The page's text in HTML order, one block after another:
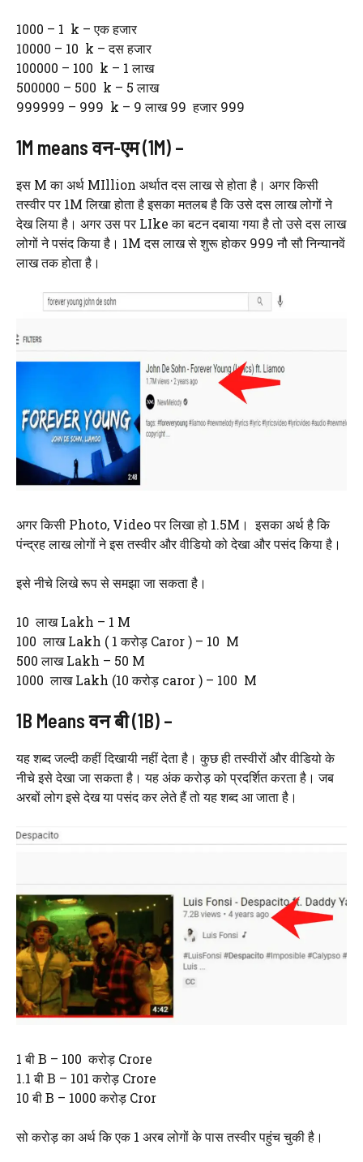
1000 – 1 k – एक हजार
10000 – 10 k – दस हजार
100000 – 100 k – 1 लाख
500000 – 500 k – 5 लाख
999999 – 999 k – 9 लाख 99 हजार 999
1M means वन-एम (1M) –
इस M का अर्थ MIllion अर्थात दस लाख से होता है। अगर किसी
तस्वीर पर 1M लिखा होता है इसका मतलब है कि उसे दस लाख लोगों ने
देख लिया है। अगर उस पर LIke का बटन दबाया गया है तो उसे दस लाख
लोगों ने पसंद किया है। 1M दस लाख से शुरू होकर 999 नौ सौ निन्यानवें
लाख तक होता है।
अगर किसी Photo, Video पर लिखा हो 1.5M। इसका अर्थ है कि
पंन्द्रह लाख लोगों ने इस तस्वीर और वीडियो को देखा और पसंद किया है।
इसे नीचे लिखे रूप से समझा जा सकता है।
10 लाख Lakh – 1 M
100 लाख Lakh ( 1 करोड़ Caror ) – 10 M
500 लाख Lakh – 50 M
1000 लाख Lakh (10 करोड़ caror ) – 100 M
1B Means वन बी (1B) –
यह शब्द जल्दी कहीं दिखायी नहीं देता है। कुछ ही तस्वीरों और वीडियो के
नीचे इसे देखा जा सकता है। यह अंक करोड़ को प्रदर्शित करता है। जब
अरबों लोग इसे देख या पसंद कर लेते हैं तो यह शब्द आ जाता है।
1 बी B – 100 करोड़ Crore
1.1 बी B – 101 करोड़ Crore
10 बी B – 1000 करोड़ Cror
सो करोड़ का अर्थ कि एक 1 अरब लोगों के पास तस्वीर पहुंच चुकी है।